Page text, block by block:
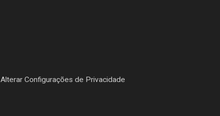
Alterar Configurações de Privacidade